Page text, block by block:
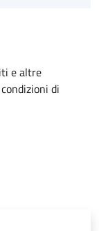
e altre
di